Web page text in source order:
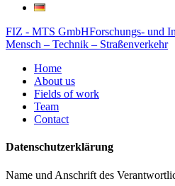
FIZ - MTS GmbHForschungs- und
Mensch – Technik – Straßenverkehr
Home
About us
Fields of work
Team
Contact
Datenschutzerklärung
Name und Anschrift des